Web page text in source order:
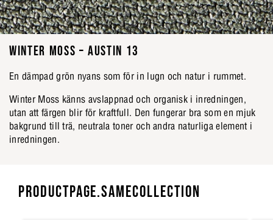
WINTER MOSS – AUSTIN 13
En dämpad grön nyans som för in lugn och natur i rummet.
Winter Moss känns avslappnad och organisk i inredningen,
utan att färgen blir för kraftfull. Den fungerar bra som en mjuk
bakgrund till trä, neutrala toner och andra naturliga element i
inredningen.
PRODUCTPAGE.SAMECOLLECTION